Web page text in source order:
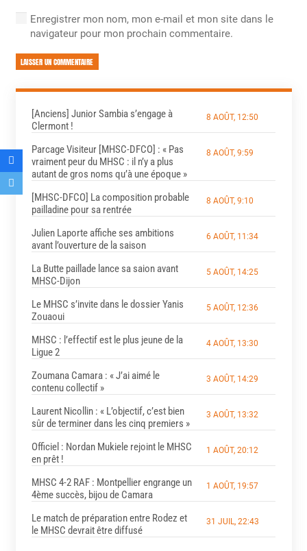
Enregistrer mon nom, mon e-mail et mon site dans le
navigateur pour mon prochain commentaire.
LAISSER UN COMMENTAIRE
[Anciens] Junior Sambia s’engage à
Clermont !
8 AOÛT, 12:50
Parcage Visiteur [MHSC-DFCO] : « Pas
vraiment peur du MHSC : il n’y a plus
autant de gros noms qu’à une époque »
8 AOÛT, 9:59
[MHSC-DFCO] La composition probable
pailladine pour sa rentrée
8 AOÛT, 9:10
Julien Laporte affiche ses ambitions
avant l’ouverture de la saison
6 AOÛT, 11:34
La Butte paillade lance sa saion avant
MHSC-Dijon
5 AOÛT, 14:25
Le MHSC s’invite dans le dossier Yanis
Zouaoui
5 AOÛT, 12:36
MHSC : l’effectif est le plus jeune de la
Ligue 2
4 AOÛT, 13:30
Zoumana Camara : « J’ai aimé le
contenu collectif »
3 AOÛT, 14:29
Laurent Nicollin : « L’objectif, c’est bien
sûr de terminer dans les cinq premiers »
3 AOÛT, 13:32
Officiel : Nordan Mukiele rejoint le MHSC
en prêt !
1 AOÛT, 20:12
MHSC 4-2 RAF : Montpellier engrange un
4ème succès, bijou de Camara
1 AOÛT, 19:57
Le match de préparation entre Rodez et
le MHSC devrait être diffusé
31 JUIL, 22:43